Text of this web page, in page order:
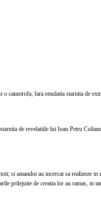
fara emulatia starnita de
de revelatiile lui Ioan Petru
si amandoi au incercat sa realizeze
de creatia lor au ramas, in